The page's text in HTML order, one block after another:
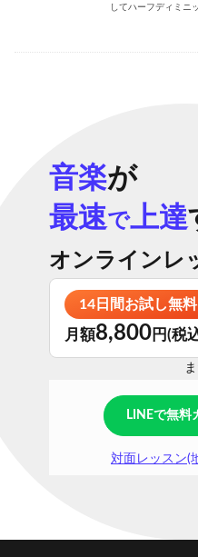
してハーフディミニ
音楽が
最速で上達
オンラインレ
14日間お試し無料
月額8,800円(税
LINEで無料
対面レッスン(